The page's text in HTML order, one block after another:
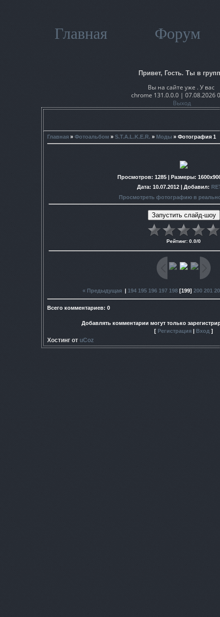
Главная Форум
Привет, Гость. Ты в
Вы на сайте уже . У вас
chrome 131.0.0.0 | 07.08.2026
Выход
Главная » Фотоальбом » S.T.A.L.K.E.R. » Моды » Фотография 1
Просмотров: 1285 | Размеры:
Дата: 10.07.2012 | Добавил:
Просмотреть фотографию в
Рейтинг: 0.0/0
« Предыдущая| 194 195 196 197 198[199] 200 201
Всего комментариев: 0
Добавлять комментарии могут только
[ Регистрация Вход ]
Хостинг от uCoz